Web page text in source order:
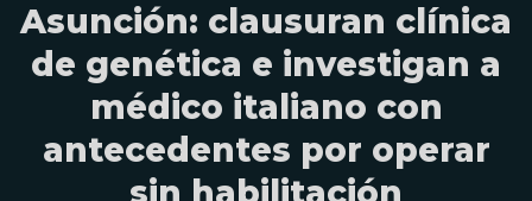
Asunción: clausuran clínica
de genética e investigan a
médico italiano con
antecedentes por operar
sin habilitación